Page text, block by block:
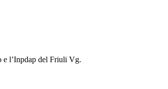
e l’Inpdap del Friuli Vg.